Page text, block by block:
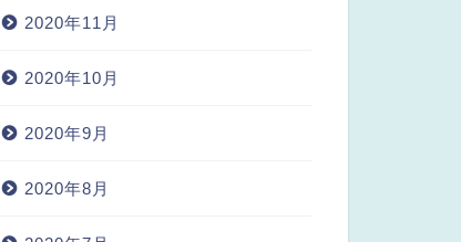
2020年11月
2020年10月
2020年9月
2020年8月